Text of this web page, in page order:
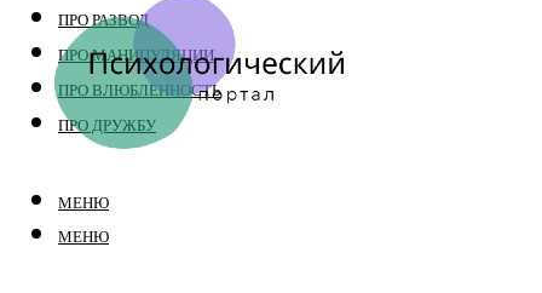
ПРО РАЗВОД
ПРО МАНИПУЛЯЦИИ
ПРО ВЛЮБЛЕННОСТЬ
ПРО ДРУЖБУ
МЕНЮ
МЕНЮ